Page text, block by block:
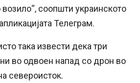
соопшти украинското
Телеграм.
така извести дека три
во одвоен напад со дрон во
североисток.